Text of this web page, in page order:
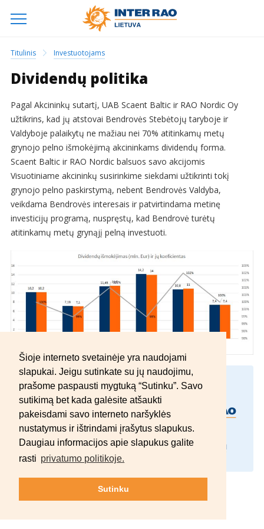
Šioje interneto svetainėje yra naudojami
slapukai. Jeigu sutinkate su jų naudojimu,
prašome paspausti mygtuką “Sutinku”. Savo
sutikimą bet kada galėsite atšaukti
pakeisdami savo interneto naršyklės
nustatymus ir ištrindami įrašytus slapukus.
Daugiau informacijos apie slapukus galite
rasti privatumo politikoje.
Sutinku
Titulinis Investuotojams
Dividendų politika
Pagal Akcininkų sutartį, UAB Scaent Baltic ir RAO Nordic Oy
užtikrins, kad jų atstovai Bendrovės Stebėtojų taryboje ir
Valdyboje palaikytų ne mažiau nei 70% atitinkamų metų
grynojo pelno išmokėjimą akcininkams dividendų forma.
Scaent Baltic ir RAO Nordic balsuos savo akcijomis
Visuotiniame akcininkų susirinkime siekdami užtikrinti tokį
grynojo pelno paskirstymą, nebent Bendrovės Valdyba,
veikdama Bendrovės interesais ir patvirtindama metinę
investicijų programą, nuspręstų, kad Bendrovė turėtų
atitinkamų metų grynąjį pelną investuoti.
AB „INTER RAO Lietuva“
A.Tumėno g. 4, B korp., LT-01109 Vilnius, Lietuva
© 2012–2026 AB „INTER RAO Lietuva“.